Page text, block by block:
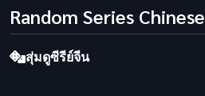
Random Series Chinese
สุ่มดูซีรีย์จีน